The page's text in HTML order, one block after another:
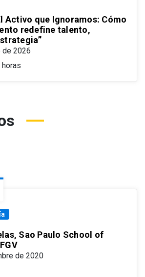
Activo que Ignoramos: Cómo
redefine talento,
de 2026
horas
Sao Paulo School of
de 2020